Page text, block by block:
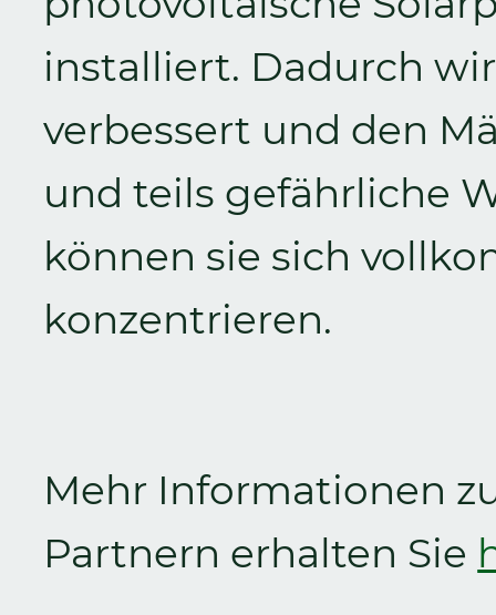
installiert. Dadurch
verbessert und den
und teils gefährliche
können sie sich
konzentrieren.
Mehr Informationen
Partnern erhalten Sie